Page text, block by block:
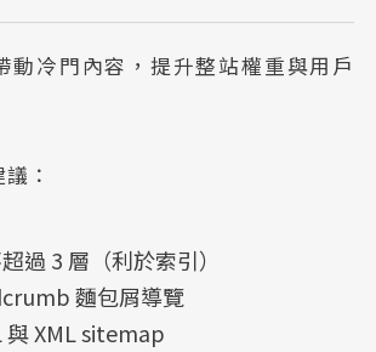
動冷門內容，提升整站權重與用戶
：
過 3 層（利於索引）
麵包屑導覽
XML sitemap